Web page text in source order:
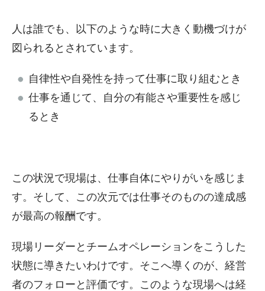
人は誰でも、以下のような時に大きく動機づけが
図られるとされています。
自律性や自発性を持って仕事に取り組むとき
仕事を通じて、自分の有能さや重要性を感じ
るとき
この状況で現場は、仕事自体にやりがいを感じま
す。そして、この次元では仕事そのものの達成感
が最高の報酬です。
現場リーダーとチームオペレーションをこうした
状態に導きたいわけです。そこへ導くのが、経営
者のフォローと評価です。このような現場へは経